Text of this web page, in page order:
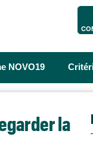
NOVO19
la